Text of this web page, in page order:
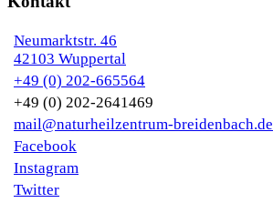
Neumarktstr. 46
42103 Wuppertal
+49 (0) 202-665564
+49 (0) 202-2641469
mail@naturheilzentrum-breidenbach.de
Facebook
Instagram
Twitter